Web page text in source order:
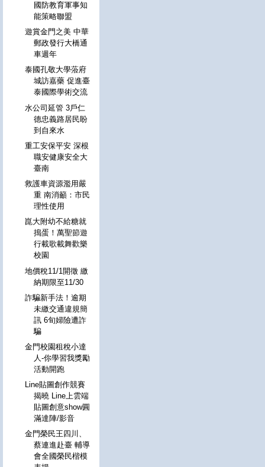
國防教育軍事知
能策略聯盟
遊賞金門之美 中華
郵政發行大橋通
車週年
泰國孔敬大學蒞府
城訪嘉藥 促進臺
泰國際學術交流
水公司延管 3戶仁
德忠義路居民盼
到自來水
重工安保平安 深根
職安健康安全大
臺南
救護車資源濫用嚴
重 南消籲：市民
理性使用
崑大附幼不給糖就
搗蛋！萬聖節遊
行載歌載舞歡樂
校園
地價稅11/1開徵 繳
納期限至11/30
詐騙新手法！逾期
未繳交通違規簡
訊 6旬婦險遭詐
騙
金門校園租稅小達
人-你學習我獎勵
活動開跑
Line貼圖創作競賽
揭曉 Line上雲端
貼圖創意show圓
滿達陣/影音
金門榮民王四川、
蔡連進赴臺 輔導
會全國榮民楷模